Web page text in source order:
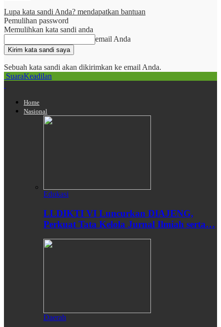
Lupa kata sandi Anda? mendapatkan bantuan
Pemulihan password
Memulihkan kata sandi anda
email Anda
Sebuah kata sandi akan dikirimkan ke email Anda.
SuaraKeadilan
Home
Nasional
Edukasi
LLDIKTI VI Luncurkan DIAJENG,
Perkuat Tata Kelola Jurnal Ilmiah serta…
Daerah